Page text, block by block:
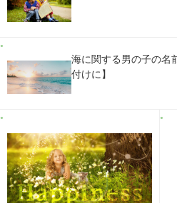
海に関する男の子の名
付けに】